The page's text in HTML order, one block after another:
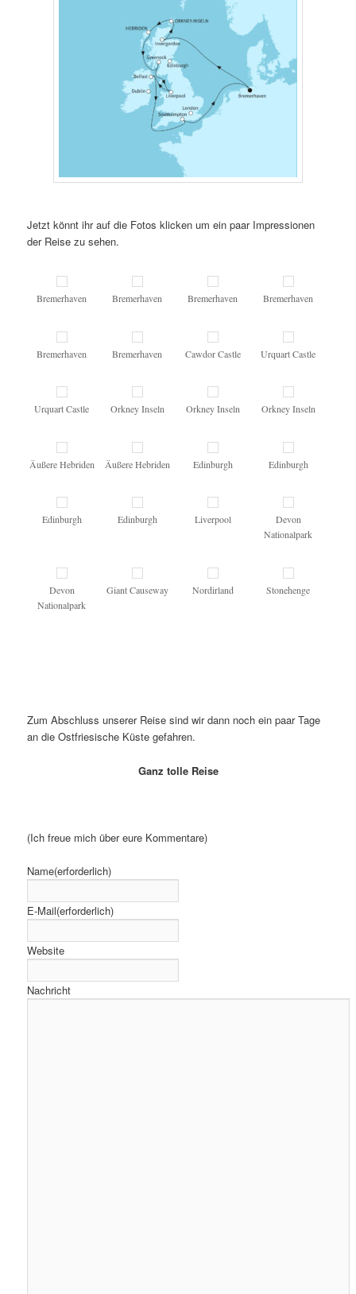
Jetzt könnt ihr auf die Fotos klicken um ein paar Impressionen
der Reise zu sehen.
Bremerhaven Bremerhaven Bremerhaven Bremerhaven
Bremerhaven Bremerhaven Cawdor Castle Urquart Castle
Urquart Castle Orkney Inseln Orkney Inseln Orkney Inseln
Äußere Hebriden Äußere Hebriden Edinburgh Edinburgh
Edinburgh Edinburgh Liverpool
Devon
Nationalpark
Devon
Nationalpark
Giant Causeway Nordirland Stonehenge
Zum Abschluss unserer Reise sind wir dann noch ein paar Tage
an die Ostfriesische Küste gefahren.
Ganz tolle Reise
(Ich freue mich über eure Kommentare)
Name(erforderlich)
E-Mail(erforderlich)
Website
Nachricht